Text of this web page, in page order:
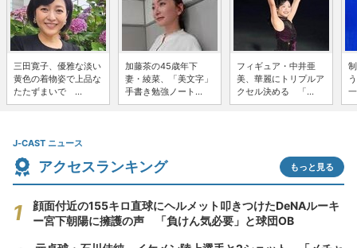
三田寛子、優雅な淡い
黄色の着物姿で上品な
たたずまいで ...
加藤茶の45歳年下
妻・綾菜、「美文字」
手書き勉強ノート...
フィギュア・中井亜
美、華麗にトリプルア
クセル決める 「...
J-CAST ニュース
アクセスランキング もっと見る
顔面付近の155キロ直球にヘルメット叩きつけたDeNAルーキ
ー宮下朝陽に擁護の声 「負けん気必要」と球団OB